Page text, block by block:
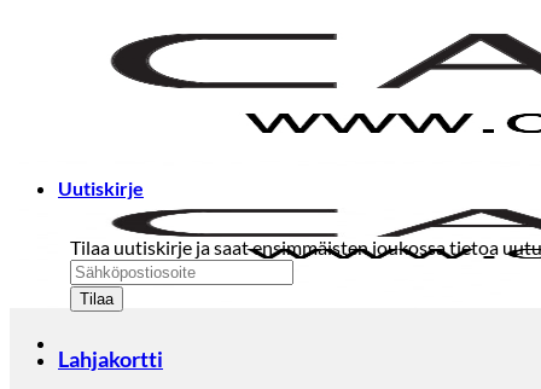
Uutiskirje
Tilaa uutiskirje ja saat ensimmäisten joukossa tietoa
Lahjakortti